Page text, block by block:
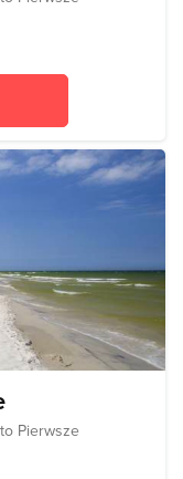
Pierwsze